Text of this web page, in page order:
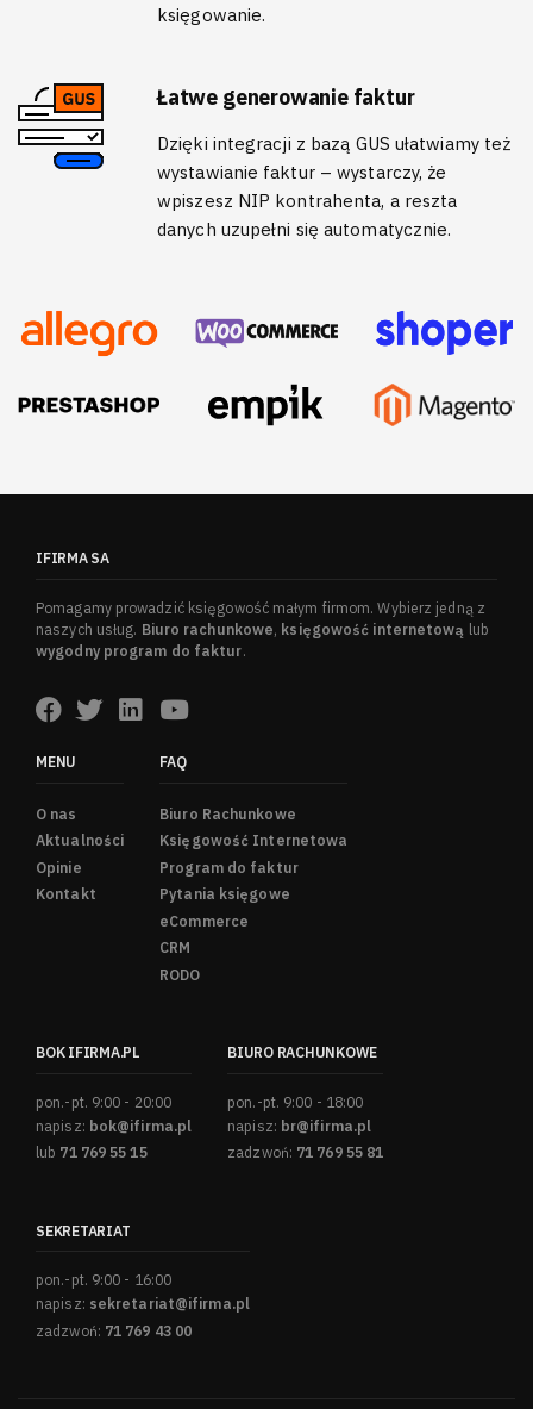
księgowanie.
Łatwe generowanie faktur
Dzięki integracji z bazą GUS ułatwiamy też
wystawianie faktur – wystarczy, że
wpiszesz NIP kontrahenta, a reszta
danych uzupełni się automatycznie.
IFIRMA SA
Pomagamy prowadzić księgowość małym firmom. Wybierz jedną z
naszych usług. Biuro rachunkowe, księgowość internetową lub
wygodny program do faktur.
MENU
O nas
Aktualności
Opinie
Kontakt
FAQ
Biuro Rachunkowe
Księgowość Internetowa
Program do faktur
Pytania księgowe
eCommerce
CRM
RODO
BOK IFIRMA.PL
pon.-pt. 9:00 - 20:00
napisz: bok@ifirma.pl
lub 71 769 55 15
BIURO RACHUNKOWE
pon.-pt. 9:00 - 18:00
napisz: br@ifirma.pl
zadzwoń: 71 769 55 81
SEKRETARIAT
pon.-pt. 9:00 - 16:00
napisz: sekretariat@ifirma.pl
zadzwoń: 71 769 43 00